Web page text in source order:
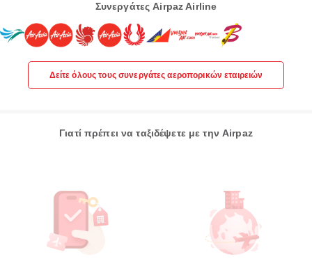
Συνεργάτες Airpaz Airline
Δείτε όλους τους συνεργάτες αεροπορικών εταιρειών
Γιατί πρέπει να ταξιδέψετε με την Airpaz